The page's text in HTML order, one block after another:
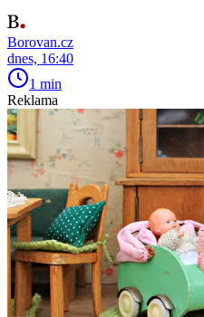
Borovan.cz
dnes, 16:40
1 min
Reklama